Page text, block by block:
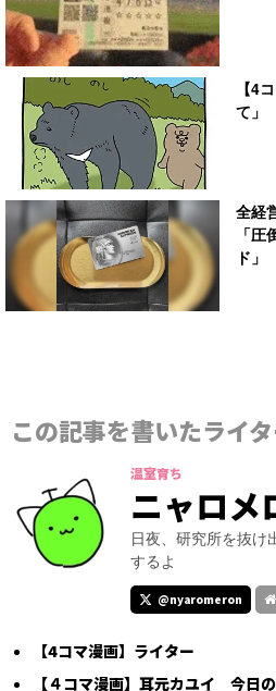
【4
て」
全経
「
ド」
この記事を書いたライ
温室育ち
ニャロメ
日夜、研究所を抜け
するよ
@nyaromeron
【4コマ漫画】ライター
【４コマ漫画】耳元カユイ 今日